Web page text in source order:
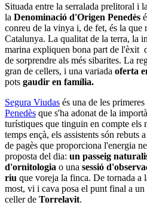
Situada entre la serralada prelitoral i
la Denominació d'Origen Penedès
conreu de la vinya i, de fet, és la que
Catalunya. La qualitat de la terra, la
marina expliquen bona part de l'èxit
de sorprendre als més sibarites. La
gran de cellers, i una variada oferta
pots gaudir en família.
Segura Viudas és una de les
Penedès que s'ha adonat de la
turístiques que tinguin en compte els
temps ençà, els assistents són rebuts
de pagès que proporciona l'energia
proposta del dia: un passeig
d'ornitologia o una sessió
riu que voreja la finca. De tornada a
most, vi i cava posa el punt final a
celler de Torrelavit.